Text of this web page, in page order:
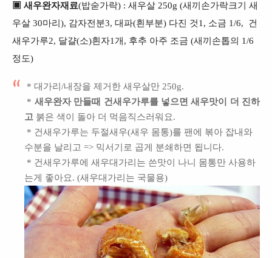
▣ 새우완자재료(밥숟가락) : 새우살 250g (새끼손가락크기 새
우살 30마리), 감자전분3, 대파(흰부분) 다진 것1, 소금 1/6, 건
새우가루2, 달걀(소)흰자1개, 후추 아주 조금 (새끼손톱의 1/6
정도)
* 대가리/내장을 제거한 새우살만 250g.
* 새우완자 만들때 건새우가루를 넣으면 새우맛이 더 진하
고 붉은 색이 돌아 더 먹음직스러워요.
* 건새우가루는 두절새우(새우 몸통)를 팬에 볶아 잡내와
수분을 날리고 => 믹서기로 곱게 분쇄하면 됩니다.
* 건새우가루에 새우대가리는 쓴맛이 나니 몸통만 사용하
는게 좋아요. (새우대가리는 국물용)